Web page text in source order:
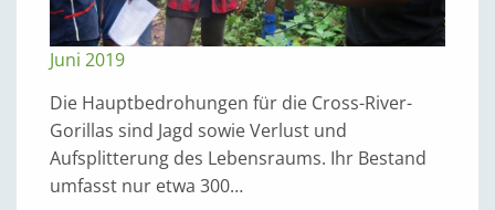
Juni 2019
Die Hauptbedrohungen für die Cross-River-
Gorillas sind Jagd sowie Verlust und
Aufsplitterung des Lebensraums. Ihr Bestand
umfasst nur etwa 300…